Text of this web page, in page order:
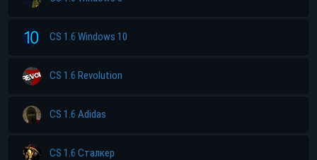
CS 1.6 Windows 10
CS 1.6 Revolution
CS 1.6 Adidas
CS 1.6 Сталкер